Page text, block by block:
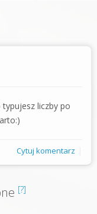
liczby po
Cytuj komentarz
[?]